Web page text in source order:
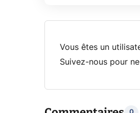
Vous êtes un
Suivez-nous pour